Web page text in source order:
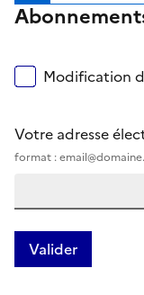
Modification
Votre adresse
format :